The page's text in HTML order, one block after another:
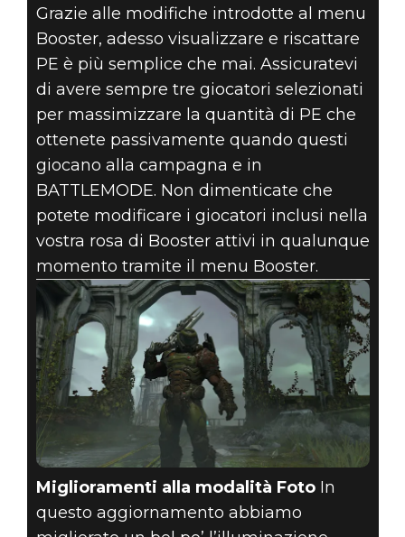
Grazie alle modifiche introdotte al menu
Booster, adesso visualizzare e riscattare
PE è più semplice che mai. Assicuratevi
di avere sempre tre giocatori selezionati
per massimizzare la quantità di PE che
ottenete passivamente quando questi
giocano alla campagna e in
BATTLEMODE. Non dimenticate che
potete modificare i giocatori inclusi nella
vostra rosa di Booster attivi in qualunque
momento tramite il menu Booster.
Miglioramenti alla modalità FotoIn
questo aggiornamento abbiamo